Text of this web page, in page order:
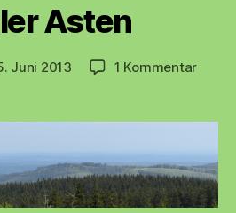
Asten
Juni 2013 1 Kommentarzu